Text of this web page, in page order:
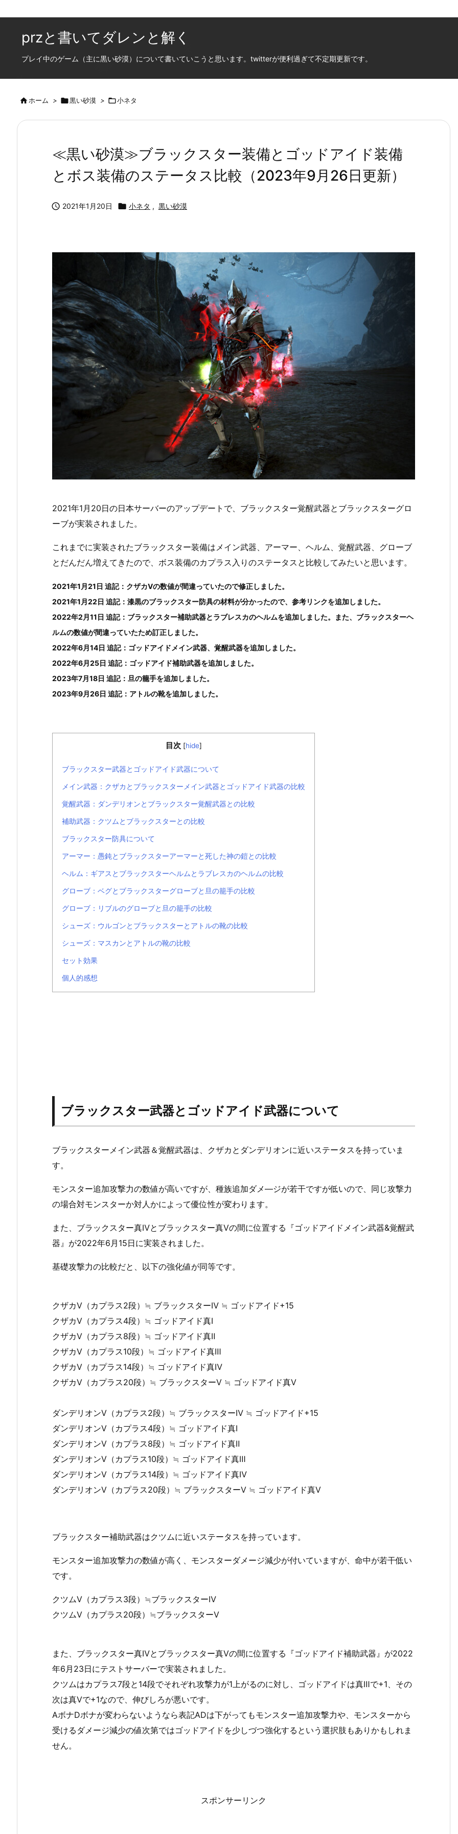
przと書いてダレンと解く
プレイ中のゲーム（主に黒い砂漠）について書いていこうと思います。twitterが便利過ぎて不定期更新です。
ホーム > 黒い砂漠 > 小ネタ
≪黒い砂漠≫ブラックスター装備とゴッドアイド装備
とボス装備のステータス比較（2023年9月26日更新）
 2021年1月20日  小ネタ , 黒い砂漠
2021年1月20日の日本サーバーのアップデートで、ブラックスター覚醒武器とブラックスターグロ
ーブが実装されました。
これまでに実装されたブラックスター装備はメイン武器、アーマー、ヘルム、覚醒武器、グローブ
とだんだん増えてきたので、ボス装備のカプラス入りのステータスと比較してみたいと思います。
2021年1月21日 追記：クザカⅤの数値が間違っていたので修正しました。
2021年1月22日 追記：漆黒のブラックスター防具の材料が分かったので、参考リンクを追加しました。
2022年2月11日 追記：ブラックスター補助武器とラブレスカのヘルムを追加しました。また、ブラックスターヘ
ルムの数値が間違っていたため訂正しました。
2022年6月14日 追記：ゴッドアイドメイン武器、覚醒武器を追加しました。
2022年6月25日 追記：ゴッドアイド補助武器を追加しました。
2023年7月18日 追記：旦の籠手を追加しました。
2023年9月26日 追記：アトルの靴を追加しました。
目次 [hide]
ブラックスター武器とゴッドアイド武器について
メイン武器：クザカとブラックスターメイン武器とゴッドアイド武器の比較
覚醒武器：ダンデリオンとブラックスター覚醒武器との比較
補助武器：クツムとブラックスターとの比較
ブラックスター防具について
アーマー：愚鈍とブラックスターアーマーと死した神の鎧との比較
ヘルム：ギアスとブラックスターヘルムとラブレスカのヘルムの比較
グローブ：ベグとブラックスターグローブと旦の籠手の比較
グローブ：リブルのグローブと旦の籠手の比較
シューズ：ウルゴンとブラックスターとアトルの靴の比較
シューズ：マスカンとアトルの靴の比較
セット効果
個人的感想
ブラックスター武器とゴッドアイド武器について
ブラックスターメイン武器＆覚醒武器は、クザカとダンデリオンに近いステータスを持っていま
す。
モンスター追加攻撃力の数値が高いですが、種族追加ダメ―ジが若干ですが低いので、同じ攻撃力
の場合対モンスターか対人かによって優位性が変わります。
また、ブラックスター真Ⅳとブラックスター真Ⅴの間に位置する『ゴッドアイドメイン武器&覚醒武
器』が2022年6月15日に実装されました。
基礎攻撃力の比較だと、以下の強化値が同等です。
クザカⅤ（カプラス2段）≒ ブラックスターⅣ ≒ ゴッドアイド+15
クザカⅤ（カプラス4段）≒ ゴッドアイド真Ⅰ
クザカⅤ（カプラス8段）≒ ゴッドアイド真Ⅱ
クザカⅤ（カプラス10段）≒ ゴッドアイド真Ⅲ
クザカⅤ（カプラス14段）≒ ゴッドアイド真Ⅳ
クザカⅤ（カプラス20段）≒ ブラックスターⅤ ≒ ゴッドアイド真Ⅴ
ダンデリオンⅤ（カプラス2段）≒ ブラックスターⅣ ≒ ゴッドアイド+15
ダンデリオンⅤ（カプラス4段）≒ ゴッドアイド真Ⅰ
ダンデリオンⅤ（カプラス8段）≒ ゴッドアイド真Ⅱ
ダンデリオンⅤ（カプラス10段）≒ ゴッドアイド真Ⅲ
ダンデリオンⅤ（カプラス14段）≒ ゴッドアイド真Ⅳ
ダンデリオンⅤ（カプラス20段）≒ ブラックスターⅤ ≒ ゴッドアイド真Ⅴ
ブラックスター補助武器はクツムに近いステータスを持っています。
モンスター追加攻撃力の数値が高く、モンスターダメージ減少が付いていますが、命中が若干低い
です。
クツムⅤ（カプラス3段）≒ブラックスターⅣ
クツムⅤ（カプラス20段）≒ブラックスターⅤ
また、ブラックスター真Ⅳとブラックスター真Ⅴの間に位置する『ゴッドアイド補助武器』が2022
年6月23日にテストサーバーで実装されました。
クツムはカプラス7段と14段でそれぞれ攻撃力が1上がるのに対し、ゴッドアイドは真Ⅲで+1、その
次は真Ⅴで+1なので、伸びしろが悪いです。
AボナDボナが変わらないようなら表記ADは下がってもモンスター追加攻撃力や、モンスターから
受けるダメージ減少の値次第ではゴッドアイドを少しづつ強化するという選択肢もありかもしれま
せん。
スポンサーリンク